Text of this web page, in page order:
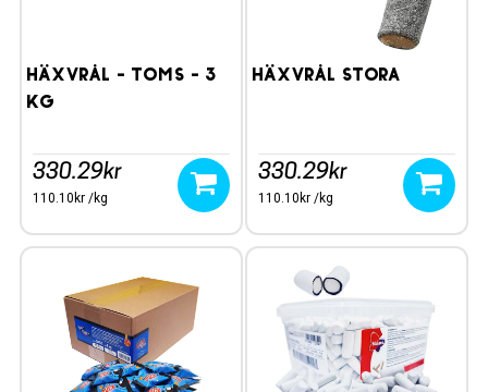
Häxvrål - Toms - 3
kg
330.29kr
110.10kr /kg
Häxvrål Stora
330.29kr
110.10kr /kg